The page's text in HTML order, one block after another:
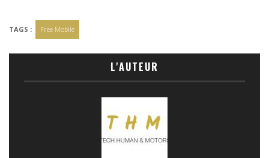
TAGS : Free Mobile
L'AUTEUR